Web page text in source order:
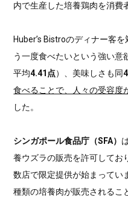
内で生産した培養鶏肉を消費
Huber’s Bistroのディナー客
う一度食べたいという強い
平均4.41点）、美味しさも同
食べることで、人々の受容度
した。
シンガポール食品庁（SFA）
養ウズラの販売を許可してお
数店で限定提供が始まってい
種類の培養肉が販売されるこ